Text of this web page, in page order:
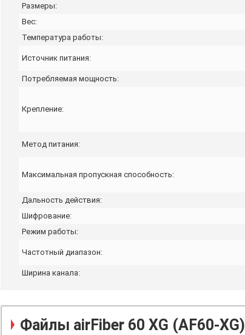
Размеры:
Вес:
Температура работы:
Источник питания:
Потребляемая мощность:
Крепление:
Метод питания:
Максимальная пропускная способность:
Дальность действия:
Шифрование:
Режим работы:
Частотный диапазон:
Ширина канала:
Файлы airFiber 60 XG (AF60-XG)